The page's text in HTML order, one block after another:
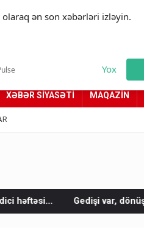
ən son xəbərləri izləyin.
Yox
(012) 449 94 05
XƏBƏR SİYASƏTİ MAQAZİN
dönüşü yox: Bakı-Tbilisi-Bakı